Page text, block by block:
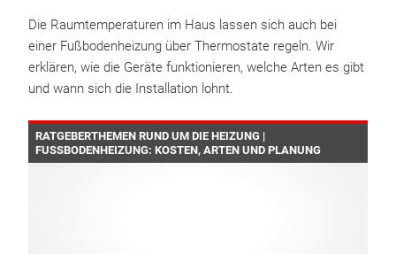
Die Raumtemperaturen im Haus lassen sich auch bei
einer Fußbodenheizung über Thermostate regeln. Wir
erklären, wie die Geräte funktionieren, welche Arten es gibt
und wann sich die Installation lohnt.
RATGEBERTHEMEN RUND UM DIE HEIZUNG |
FUSSBODENHEIZUNG: KOSTEN, ARTEN UND PLANUNG